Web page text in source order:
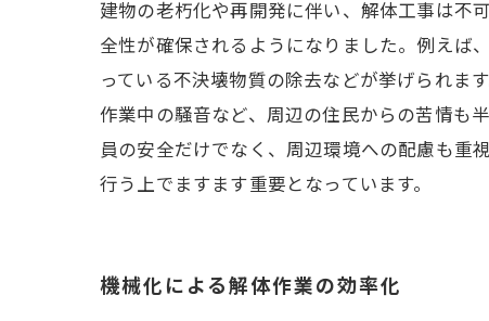
建物の老朽化や再開発に伴い、解体工事は不
全性が確保されるようになりました。例えば
っている不決壊物質の除去などが挙げられま
作業中の騒音など、周辺の住民からの苦情も
員の安全だけでなく、周辺環境への配慮も重
行う上でますます重要となっています。
機械化による解体作業の効率化